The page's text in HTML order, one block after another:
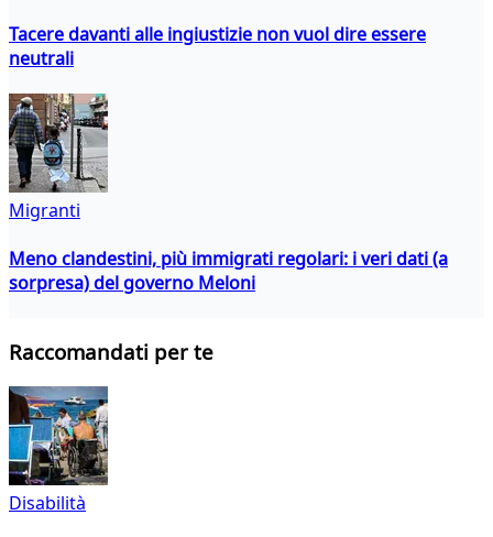
Tacere davanti alle ingiustizie non vuol dire essere
neutrali
Migranti
Meno clandestini, più immigrati regolari: i veri dati (a
sorpresa) del governo Meloni
Raccomandati per te
Disabilità